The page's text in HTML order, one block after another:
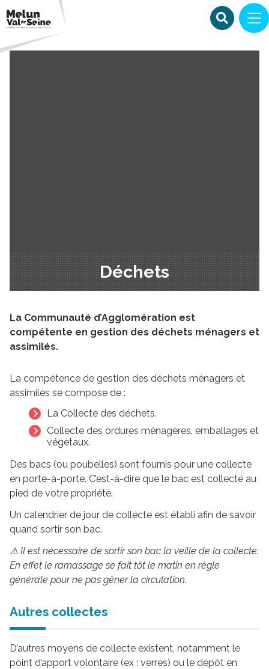
Déchets
La Communauté d’Agglomération est
compétente en gestion des déchets ménagers et
assimilés.
La compétence de gestion des déchets ménagers et
assimilés se compose de :
La Collecte des déchets.
Collecte des ordures ménagères, emballages et
végétaux.
Des bacs (ou poubelles) sont fournis pour une collecte
en porte-à-porte. C’est-à-dire que le bac est collecté au
pied de votre propriété.
Un calendrier de jour de collecte est établi afin de savoir
quand sortir son bac.
⚠ Il est nécessaire de sortir son bac la veille de la collecte.
En effet le ramassage se fait tôt le matin en règle
générale pour ne pas gêner la circulation.
Autres collectes
D’autres moyens de collecte existent, notamment le
point d’apport volontaire (ex : verres) ou le dépôt en